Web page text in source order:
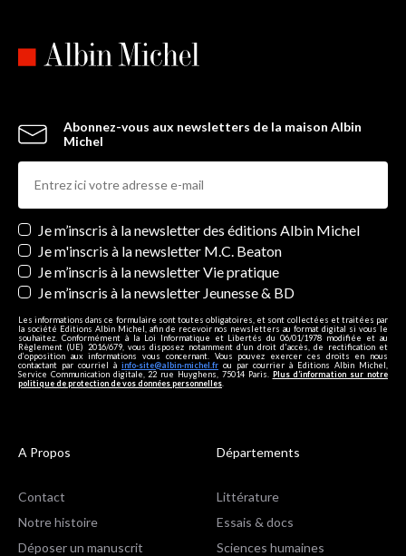
Abonnez-vous aux newsletters de la maison Albin
Michel
Newsletters
Je m’inscris à la newsletter des éditions Albin Michel
Je m'inscris à la newsletter M.C. Beaton
Je m’inscris à la newsletter Vie pratique
Je m’inscris à la newsletter Jeunesse & BD
Les informations dans ce formulaire sont toutes obligatoires, et sont collectées et traitées par
la société Editions Albin Michel, afin de recevoir nos newsletters au format digital si vous le
souhaitez. Conformément à la Loi Informatique et Libertés du 06/01/1978 modifiée et au
Règlement (UE) 2016/679, vous disposez notamment d'un droit d'accès, de rectification et
d’opposition aux informations vous concernant. Vous pouvez exercer ces droits en nous
contactant par courriel à info-site@albin-michel.fr ou par courrier à Editions Albin Michel,
Service Communication digitale, 22 rue Huyghens, 75014 Paris. Plus d’information sur notre
politique de protection de vos données personnelles
A Propos
Contact
Notre histoire
Déposer un manuscrit
Départements
Littérature
Essais & docs
Sciences humaines